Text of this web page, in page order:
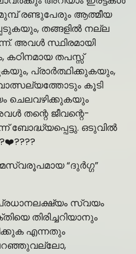
രണ്ടുപേരും ആത്മീയ
തങ്ങളിൽ നല്ല
അവൾ സ്ഥിരമായി
തപസ്സ്
പ്രാർത്ഥിക്കുകയും,
കൂടി
ചെലവഴിക്കുകയും
തന്റെ ജീവന്റെ-
ബോദ്ധ്യപ്പെട്ടു. ഒടുവിൽ
“ദുർഗ്ഗ”
പ്രധാനലക്ഷ്യം സ്വയം
തിരിച്ചറിയാനും
എന്നതും